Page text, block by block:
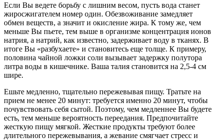
Если Вы ведете борьбу с лишним весом, пусть вода станет
жиросжигателем номер один. Обезвоживание замедляет
обмен веществ, а значит и окисление жира. К тому же, чем
меньше Вы пьете, тем выше в организме концентрация ионов
натрия, а натрий, как известно, задерживает воду в тканях. В
итоге Вы «разбухаете» и становитесь еще толще. К примеру,
половина чайной ложки соли вызывает задержку полутора
литра воды в кишечнике. Ваша талия становится на 2,5-4 см
шире.
Ешьте медленно, тщательно пережевывая пищу. Тратьте на
прием не менее 20 минут: требуется именно 20 минут, чтобы
почувствовать себя сытой. Поэтому, чем медленнее Вы будете
есть, тем меньше вероятность переедания. Предпочитайте
жесткую пищу мягкой. Жесткие продукты требуют более
длительного пережевывания, а жевание смягчает стресс и